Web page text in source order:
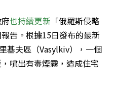
也持續更新 「俄羅斯侵略
告。根據15日發布的最新
基夫區（Vasylkiv），一個
噴出有毒煙霧，造成住宅